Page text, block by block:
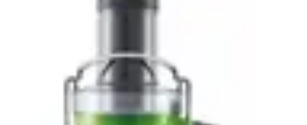
Guide des Cocktails